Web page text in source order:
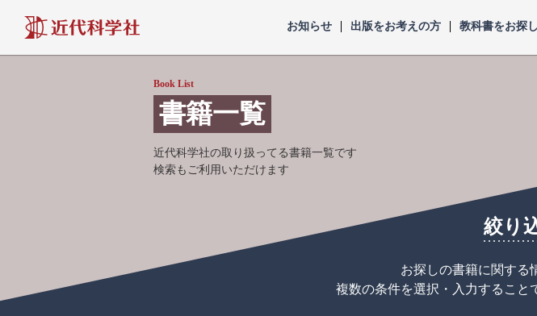
近代科学社
お知らせ 出版をお考えの方 教科書をお探
Book List
書籍一覧
近代科学社の取り扱ってる書籍一覧です
検索もご利用いただけます
絞り
お探しの書籍に関する
複数の条件を選択・入力すること